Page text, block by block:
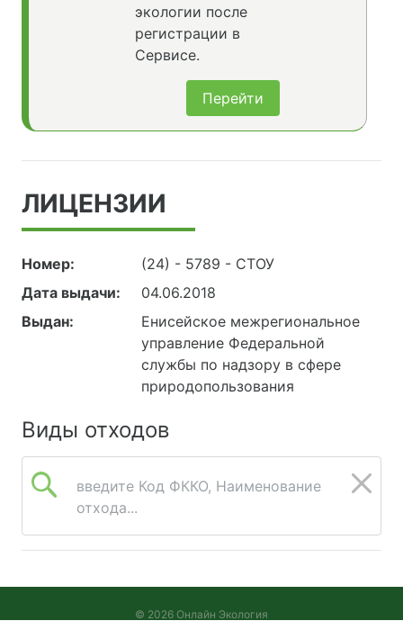
экологии после
регистрации в
Сервисе.
Перейти
ЛИЦЕНЗИИ
Номер:
(24) - 5789 - СТОУ
Дата выдачи:
04.06.2018
Выдан:
Енисейское межрегиональное
управление Федеральной
службы по надзору в сфере
природопользования
Виды отходов
введите Код ФККО, Наименование
отхода...
© 2026 Онлайн Экология